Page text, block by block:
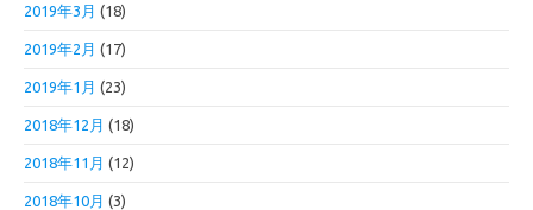
2019年3月 (18)
2019年2月 (17)
2019年1月 (23)
2018年12月 (18)
2018年11月 (12)
2018年10月 (3)